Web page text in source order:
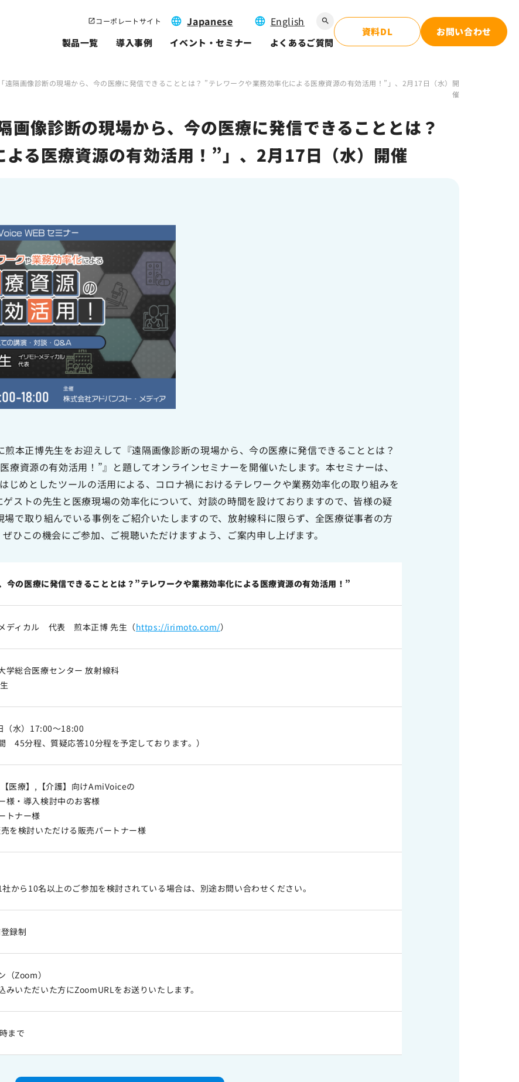
コーポレートサイト Japanese English search
製品一覧 導入事例 イベント・セミナー よくあるご質問
資料DL お問い合わせ
遠隔画像診断の現場から、今の医療に発信できることとは？ ”テレワークや業務効率化による医療資源の有効活用！”」、2月17日（水）開
催
画像診断の現場から、今の医療に発信できることとは？
る医療資源の有効活用！”」、2月17日（水）開催
本正博先生をお迎えして『遠隔画像診断の現場から、今の医療に発信できることとは？
療資源の有効活用！”』と題してオンラインセミナーを開催いたします。本セミナーは、
じめとしたツールの活用による、コロナ禍におけるテレワークや業務効率化の取り組みを
ストの先生と医療現場の効率化について、対談の時間を設けておりますので、皆様の疑
で取り組んでいる事例をご紹介いたしますので、放射線科に限らず、全医療従事者の方
ひこの機会にご参加、ご視聴いただけますよう、ご案内申し上げます。
今の医療に発信できることとは？”テレワークや業務効率化による医療資源の有効活用！”
ディカル 代表 煎本正博 先生（https://irimoto.com/）
学総合医療センター 放射線科
（水）17:00～18:00
45分程、質疑応答10分程を予定しております。）
【医療】,【介護】向けAmiVoiceの
様・導入検討中のお客様
トナー様
を検討いただける販売パートナー様
から10名以上のご参加を検討されている場合は、別途お問い合わせください。
録制
（Zoom）
みいただいた方にZoomURLをお送りいたします。
まで